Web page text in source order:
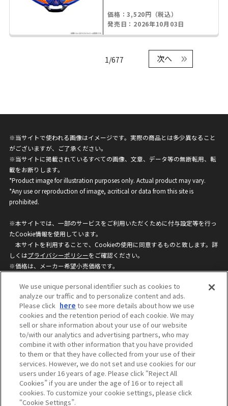
価格：3,520円（税込）
発売日：2026年10月03日
1/677 次へ
※当サイトで使われる画像はイメージです。実際の商品とは多少異なること
がございますが、ご了承ください。
※当サイトに掲載されているすべての画像、文章、データ等の無断転用、転
載をお断りします。
*Product image for illustration purposes only. Actual product may vary.
*Any use or reproduction of image, acritical or data from this site is
prohibited.
※本サイトでは、一部のサービスをご利用いただくために付与設定等を行っ
たCookie情報を使用しています。
本サイトを利用することで、Cookieの使用に同意するものと致します。詳
しくはプライバシーポリシーをご確認ください。
※価格は、メーカー希望小売価格です。
ざいますのでご了承ください。
privacypolicy
Do Not Sell or Share My
Personal Information
ウェブサイトご利用条件
ソーシャルメディアポリシー
個人情報保護方針
お問い合わせ
©BANDAI
We use unique personal identifier such as cookies to
analyze our traffic and to personalize content and ads.
Please click here to see more details about how we use
cookies and the retention period of each cookie. We may
sell or share information about your use of our website
to/with our analytics and advertising partners, who may
combine it with other information that you have provided
to them or that they have collected from your use of their
services. However, we do not set and use cookies for our
users under 16 years of age. Please click “Reject All
Cookies” if you are under the age of 16 or to reject all
cookies. To customize your cookie settings, please click
“Cookie Settings”.